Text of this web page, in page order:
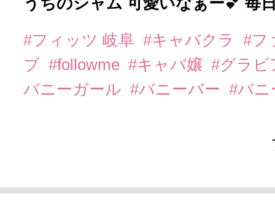
#フィッツ 岐阜 #キャバクラ
#フ
ブ #followme #キャバ嬢 #グラ
バニーガール #バニーバー #バ